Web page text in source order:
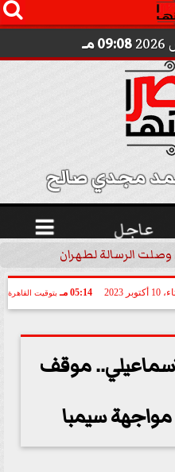

09:08 مـ
مجدي صالح
عاجل 
وصلت الرسالة لطهران؟..
2023 05:14 مـ بتوقيت القاهرة
موقف
سيمبا